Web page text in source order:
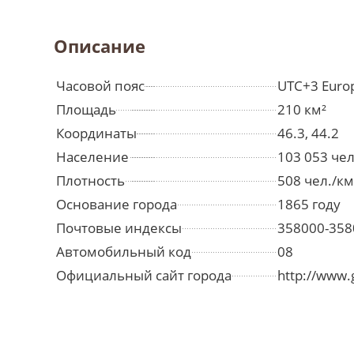
Описание
Часовой пояс
UTC+3
Площадь
210 км²
Координаты
46.3, 44.2
Население
103 053
Плотность
508 чел./
Основание города
1865 году
Почтовые индексы
358000-
Автомобильный код
08
Официальный сайт города
http://